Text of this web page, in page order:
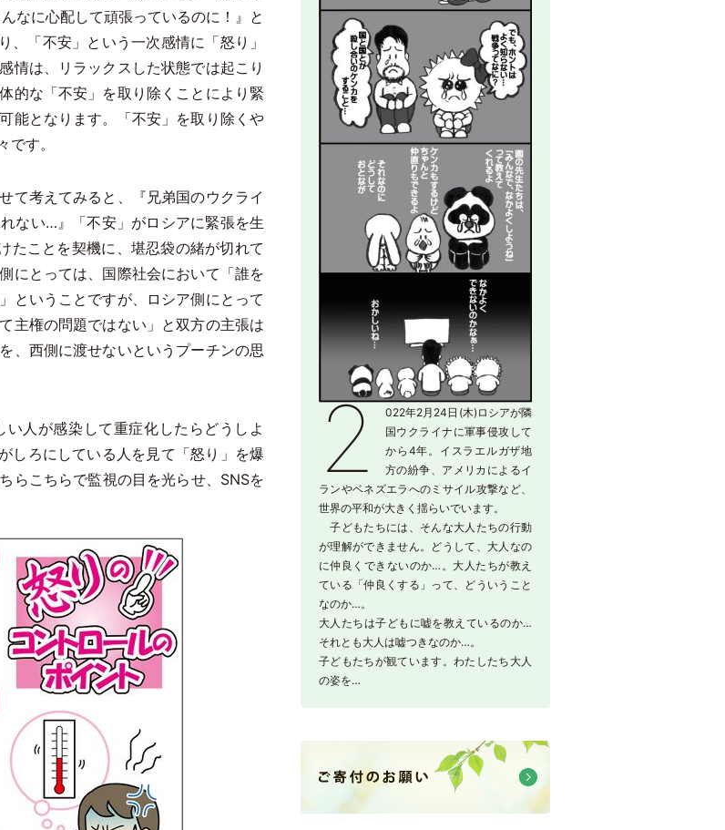
なに心配して頑張っているのに！』と
「不安」という一次感情に「怒り」
情は、リラックスした状態では起こり
的な「不安」を取り除くことにより緊
能となります。「不安」を取り除くや
す。
て考えてみると、『兄弟国のウクライ
ない…』「不安」がロシアに緊張を生
たことを契機に、堪忍袋の緒が切れて
にとっては、国際社会において「誰を
ということですが、ロシア側にとって
主権の問題ではない」と双方の主張は
、西側に渡せないというプーチンの思
人が感染して重症化したらどうしよ
しろにしている人を見て「怒り」を爆
らこちらで監視の目を光らせ、SNSを
2
022年2月24日(木)ロシアが隣
国ウクライナに軍事侵攻して
から4年。イスラエルガザ地
方の紛争、アメリカによるイ
ランやベネズエラへのミサイル攻撃など、
世界の平和が大きく揺らいでいます。
子どもたちには、そんな大人たちの行動
が理解ができません。どうして、大人なの
に仲良くできないのか…。大人たちが教え
ている「仲良くする」って、どういうこと
なのか…。
大人たちは子どもに嘘を教えているのか…
それとも大人は嘘つきなのか…。
子どもたちが観ています。わたしたち大人
の姿を…